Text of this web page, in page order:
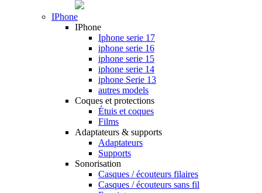
IPhone
IPhone
Iphone serie 17
iphone serie 16
iphone serie 15
iphone serie 14
iphone Serie 13
autres models
Coques et protections
Étuis et coques
Films
Adaptateurs & supports
Adaptateurs
Supports
Sonorisation
Casques / écouteurs filaires
Casques / écouteurs sans fil